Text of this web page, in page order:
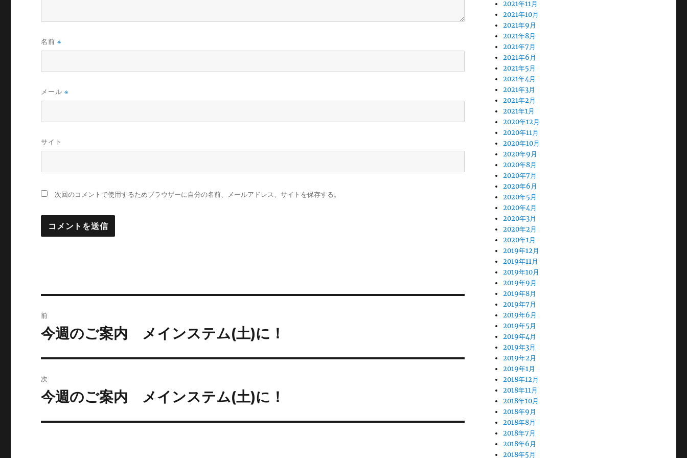
名前※
メール※
サイト
次回のコメントで使用するためブラウザーに自分の名前、メールアドレス、サイトを保存する。
稿
ゲ
前
前
投
稿:
今週のご案内 メインステム(土)に！
次
次
投
今週のご案内 メインステム(土)に！
2021年11月
2021年10月
2021年9月
2021年8月
2021年7月
2021年6月
2021年5月
2021年4月
2021年3月
2021年2月
2021年1月
2020年12月
2020年11月
2020年10月
2020年9月
2020年8月
2020年7月
2020年6月
2020年5月
2020年4月
2020年3月
2020年2月
2020年1月
2019年12月
2019年11月
2019年10月
2019年9月
2019年8月
2019年7月
2019年6月
2019年5月
2019年4月
2019年3月
2019年2月
2019年1月
2018年12月
2018年11月
2018年10月
2018年9月
2018年8月
2018年7月
2018年6月
2018年5月